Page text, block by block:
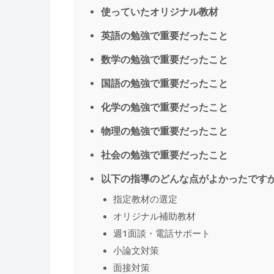
使っていたオリジナル教材
英語の勉強で重要だったこと
数学の勉強で重要だったこと
国語の勉強で重要だったこと
化学の勉強で重要だったこと
物理の勉強で重要だったこと
社会の勉強で重要だったこと
以下の指導のどんな点がよかったです
指定教材の選定
オリジナル補助教材
週1面談・電話サポート
小論文対策
面接対策